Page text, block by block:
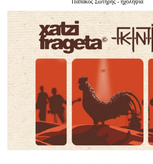
Παπάκος Σωτήρης - ηχοληψία